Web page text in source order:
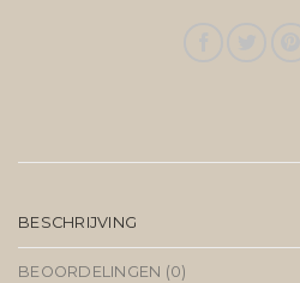
BESCHRIJVING
BEOORDELINGEN (0)